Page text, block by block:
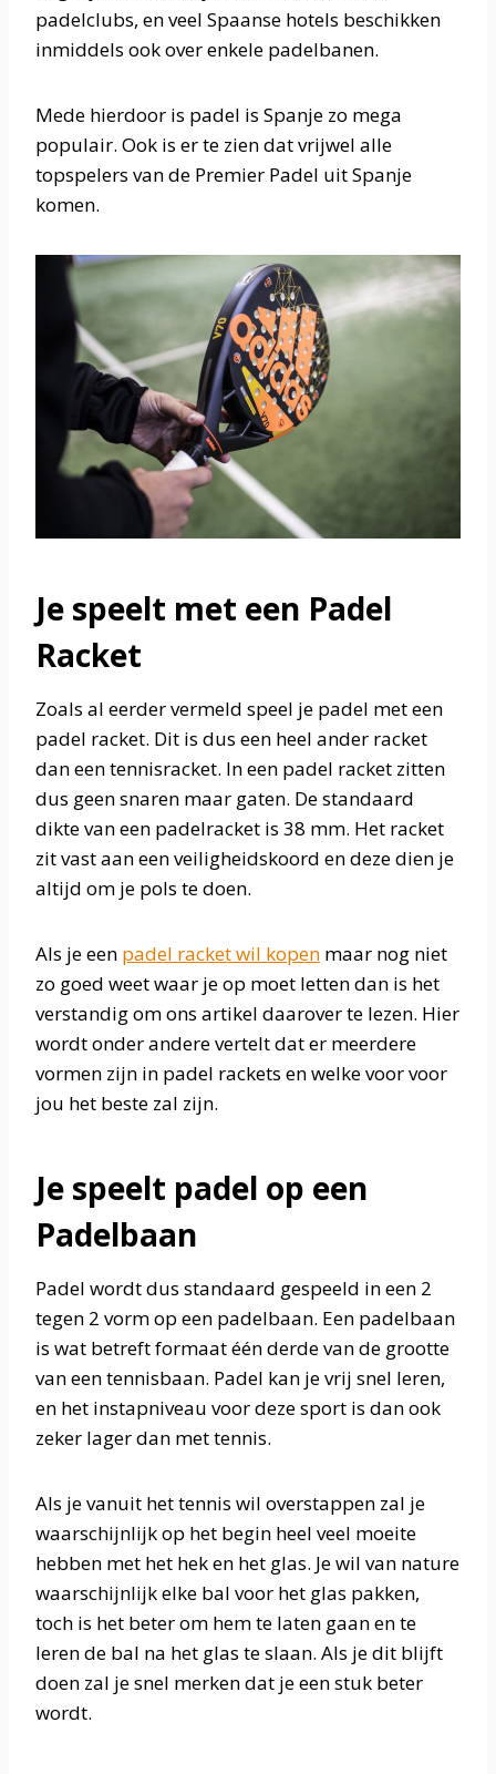
padelclubs, en veel Spaanse hotels beschikken
inmiddels ook over enkele padelbanen.
Mede hierdoor is padel is Spanje zo mega
populair. Ook is er te zien dat vrijwel alle
topspelers van de Premier Padel uit Spanje
komen.
Je speelt met een Padel
Racket
Zoals al eerder vermeld speel je padel met een
padel racket. Dit is dus een heel ander racket
dan een tennisracket. In een padel racket zitten
dus geen snaren maar gaten. De standaard
dikte van een padelracket is 38 mm. Het racket
zit vast aan een veiligheidskoord en deze dien je
altijd om je pols te doen.
Als je een padel racket wil kopen maar nog niet
zo goed weet waar je op moet letten dan is het
verstandig om ons artikel daarover te lezen. Hier
wordt onder andere vertelt dat er meerdere
vormen zijn in padel rackets en welke voor voor
jou het beste zal zijn.
Je speelt padel op een
Padelbaan
Padel wordt dus standaard gespeeld in een 2
tegen 2 vorm op een padelbaan. Een padelbaan
is wat betreft formaat één derde van de grootte
van een tennisbaan. Padel kan je vrij snel leren,
en het instapniveau voor deze sport is dan ook
zeker lager dan met tennis.
Als je vanuit het tennis wil overstappen zal je
waarschijnlijk op het begin heel veel moeite
hebben met het hek en het glas. Je wil van nature
waarschijnlijk elke bal voor het glas pakken,
toch is het beter om hem te laten gaan en te
leren de bal na het glas te slaan. Als je dit blijft
doen zal je snel merken dat je een stuk beter
wordt.